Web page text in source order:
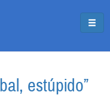
estúpido”